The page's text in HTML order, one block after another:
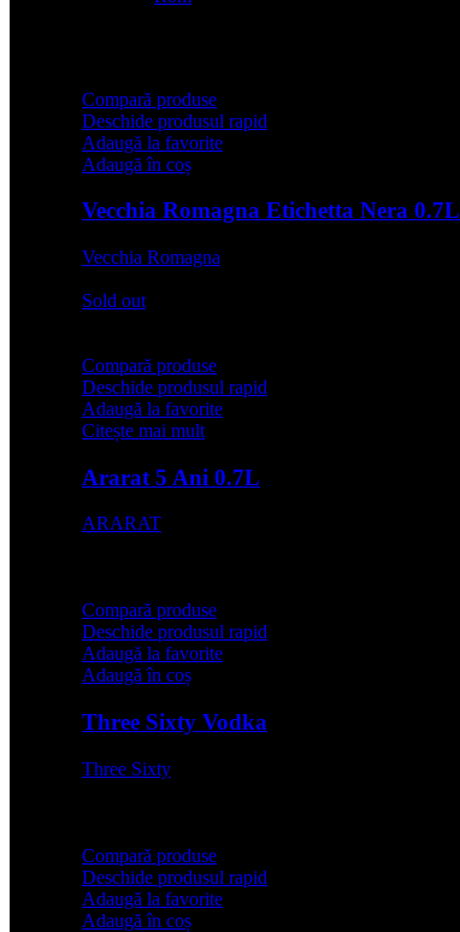
Compară produse
Deschide produsul rapid
Adaugă la favorite
Adaugă în coș
Vecchia Romagna Etichetta Nera 0.7L
Vecchia Romagna
Sold out
Compară produse
Deschide produsul rapid
Adaugă la favorite
Citește mai mult
Ararat 5 Ani 0.7L
ARARAT
Compară produse
Deschide produsul rapid
Adaugă la favorite
Adaugă în coș
Three Sixty Vodka
Three Sixty
Compară produse
Deschide produsul rapid
Adaugă la favorite
Adaugă în coș